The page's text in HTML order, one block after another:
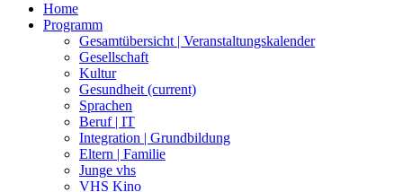
Home
Programm
Gesamtübersicht | Veranstaltungskalender
Gesellschaft
Kultur
Gesundheit (current)
Sprachen
Beruf | IT
Integration | Grundbildung
Eltern | Familie
Junge vhs
VHS Kino